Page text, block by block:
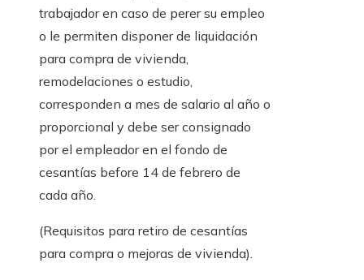
trabajador en caso de perer su empleo
o le permiten disponer de liquidación
para compra de vivienda,
remodelaciones o estudio,
corresponden a mes de salario al año o
proporcional y debe ser consignado
por el empleador en el fondo de
cesantías before 14 de febrero de
cada año.
(Requisitos para retiro de cesantías
para compra o mejoras de vivienda).